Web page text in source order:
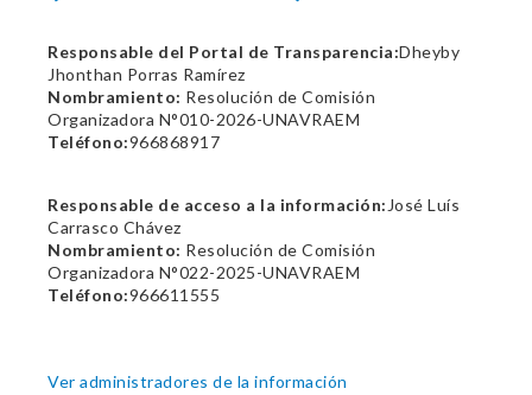
Responsable del Portal de Transparencia:Dheyby
Jhonthan Porras Ramírez
Nombramiento: Resolución de Comisión
Organizadora N°010-2026-UNAVRAEM
Teléfono:966868917
Responsable de acceso a la información: José Luís
Carrasco Chávez
Nombramiento: Resolución de Comisión
Organizadora N°022-2025-UNAVRAEM
Teléfono:966611555
Ver administradores de la información